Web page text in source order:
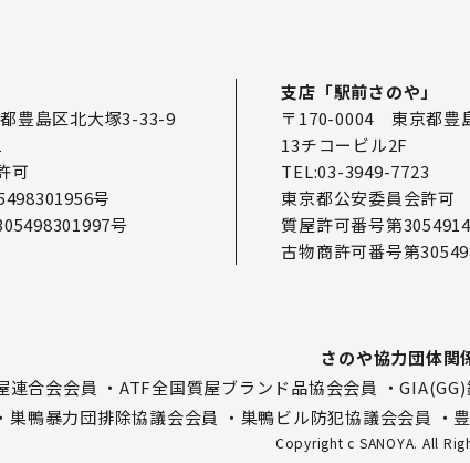
豊島区北大塚3-33-9
可
号
号
支店「駅前さのや」
〒170-0004 東京都豊
13チコービル2F
TEL:03-3949-7723
東京都公安委員会許可
質屋許可番号第
古物商許可番号第
さのや協力団体関
連合会会員 ・ATF全国質屋ブランド品協会会員 ・
・巣鴨暴力団排除協議会会員 ・巣鴨ビル防犯協議会会員 ・
Copyright c SANOYA. All